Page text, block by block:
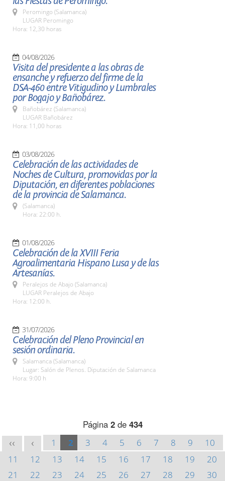
Peromingo (Salamanca)
LUGAR Peromingo
Hora: 12,30 horas
04/08/2026
Visita del presidente a las obras de
ensanche y refuerzo del firme de la
DSA-460 entre Vitigudino y Lumbrales
por Bogajo y Bañobárez.
Bañobárez (Salamanca)
LUGAR Bañobárez
Hora: 11,00 horas
03/08/2026
Celebración de las actividades de
Noches de Cultura, promovidas por la
Diputación, en diferentes poblaciones
de la provincia de Salamanca.
(Salamanca)
Hora: 22:00 h.
01/08/2026
Celebración de la XVIII Feria
Agroalimentaria Hispano Lusa y de las
Artesanías.
Peralejos de Abajo (Salamanca)
LUGAR Peralejos de Abajo
Hora: 12:00 h.
31/07/2026
Celebración del Pleno Provincial en
sesión ordinaria.
Salamanca (Salamanca)
Lugar: Salón de Plenos. Diputación de Salamanca
Hora: 9:00 h
Página 2de 434
<< < 1 2 3 4 5 6 7 8 9
10
11
12 13 14 15 16 17 18 19
20
21
22 23 24 25 26 27 28 29
30